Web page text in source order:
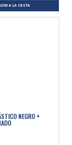
A LA CESTA
NEGRO +